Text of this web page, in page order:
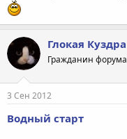
Глокая Куздра
Гражданин форума
3 Сен 2012
Водный старт